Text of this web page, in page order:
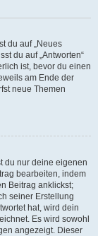
du auf „Neues
du auf „Antworten“
ist, bevor du einen
am Ende der
neue Themen
du nur deine eigenen
bearbeiten, indem
Beitrag anklickst;
seiner Erstellung
hat, wird dein
Es wird sowohl
angezeigt. Dieser